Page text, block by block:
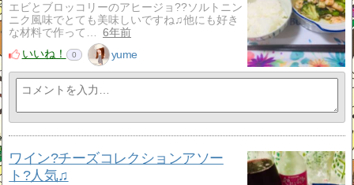
エビとブロッコリーのアヒージョ??ソルトニン
ニク風味でとても美味しいですね♫他にも好き
な材料で作って…
6年前
いいね！
0 yume
ワイン?チーズコレクションアソー
ト?人気♫